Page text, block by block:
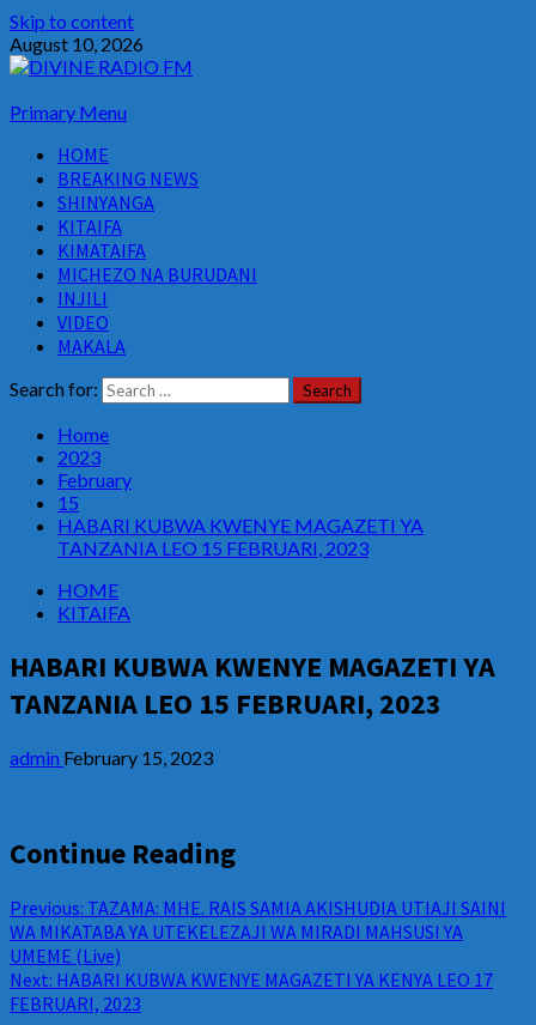
Skip to content
August 10, 2026
Primary Menu
HOME
BREAKING NEWS
SHINYANGA
KITAIFA
KIMATAIFA
MICHEZO NA BURUDANI
INJILI
VIDEO
MAKALA
Search for:
Home
2023
February
15
HABARI KUBWA KWENYE MAGAZETI YA
TANZANIA LEO 15 FEBRUARI, 2023
HOME
KITAIFA
HABARI KUBWA KWENYE MAGAZETI YA
TANZANIA LEO 15 FEBRUARI, 2023
admin February 15, 2023
Continue Reading
Previous: TAZAMA: MHE. RAIS SAMIA AKISHUDIA UTIAJI SAINI
WA MIKATABA YA UTEKELEZAJI WA MIRADI MAHSUSI YA
UMEME (Live)
Next: HABARI KUBWA KWENYE MAGAZETI YA KENYA LEO 17
FEBRUARI, 2023